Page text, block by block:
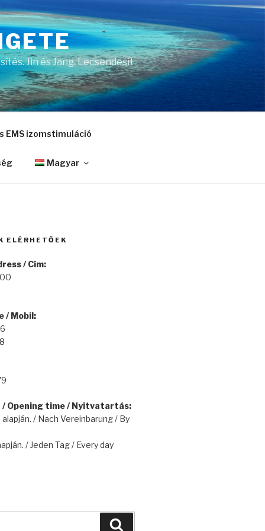
Jin és Jang. Lecsendesít
EMS izomstimuláció
Magyar
ELÉRHETŐEK
/ Cím:
/ Mobil:
Opening time / Nyitvatartás:
/ Nach Vereinbarung / By
/ Jeden Tag / Every day